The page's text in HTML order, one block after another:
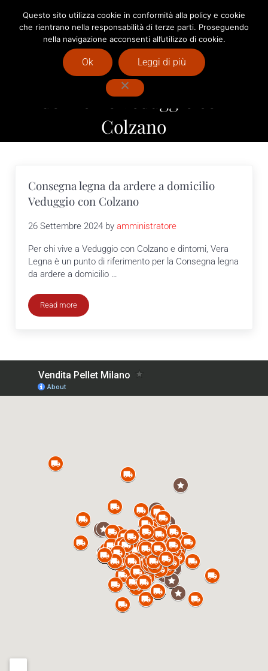
Vendita Pellet Milano : Vera Legna
Menu Header Search
Consegna legna da ardere a
domicilio Veduggio con
Colzano
Consegna legna da ardere a domicilio
Veduggio con Colzano
26 Settembre 2024 byamministratore
Per chi vive a Veduggio con Colzano e dintorni, Vera
Legna è un punto di riferimento per la Consegna legna
da ardere a domicilio …
Read moreConsegna legna da ardere a domicilio Veduggio con Colzano
Questo sito utilizza cookie in conformità alla policy e cookie
che rientrano nella responsabilità di terze parti. Proseguendo
nella navigazione acconsenti all’utilizzo di cookie.
Ok Leggi di più